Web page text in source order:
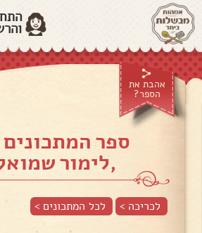
אהבת את
הספר?
ספר
,לימור
לכריכה > לכל המתכונים >